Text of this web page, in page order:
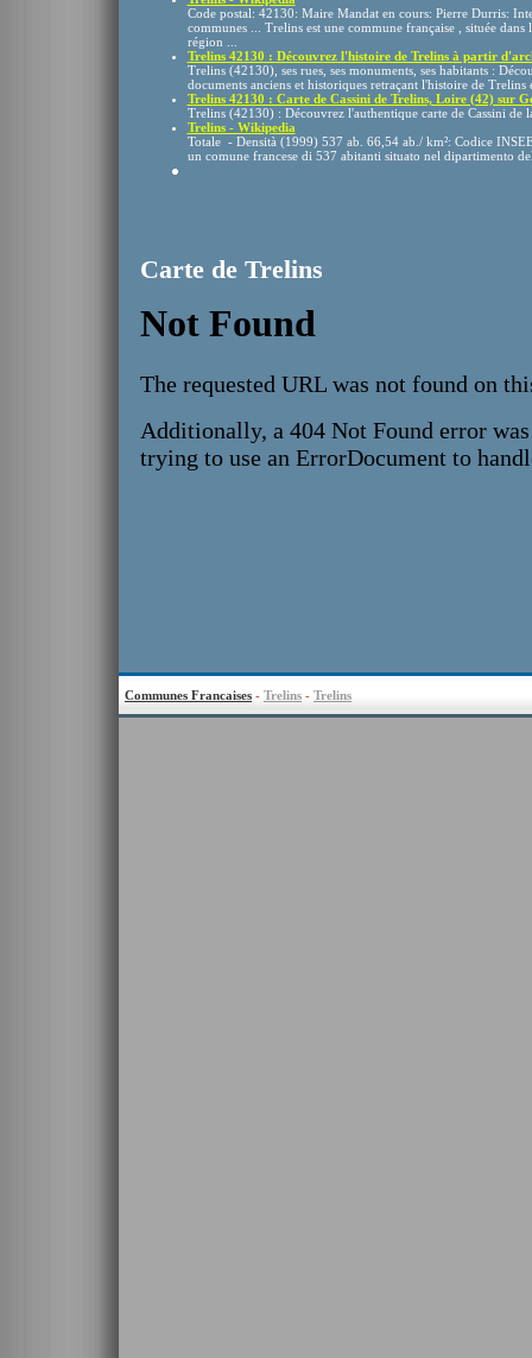
Code postal: 42130: Maire Mandat en cours: Pierre Durris:
communes ... Trelins est une commune française , située
région ...
Trelins 42130 : Découvrez l'histoire de Trelins à partir
Trelins (42130), ses rues, ses monuments, ses habitants :
documents anciens et historiques retraçant l'histoire de Trelins
Trelins 42130 : Carte de Cassini de Trelins, Loire (42) sur
Trelins (42130) : Découvrez l'authentique carte de Cassini de
Trelins - Wikipedia
Totale - Densità (1999) 537 ab. 66,54 ab./ km²: Codice
un comune francese di 537 abitanti situato nel dipartimento
Carte de Trelins
Communes Francaises - Trelins - Trelins